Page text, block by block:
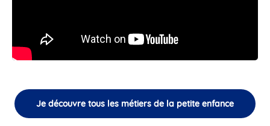
Je découvre tous les métiers de la petite enfance